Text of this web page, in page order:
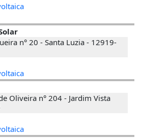
n° 20 - Santa Luzia - 12919-
Oliveira n° 204 - Jardim Vista